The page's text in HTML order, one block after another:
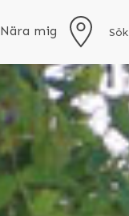
Nära mig Sök